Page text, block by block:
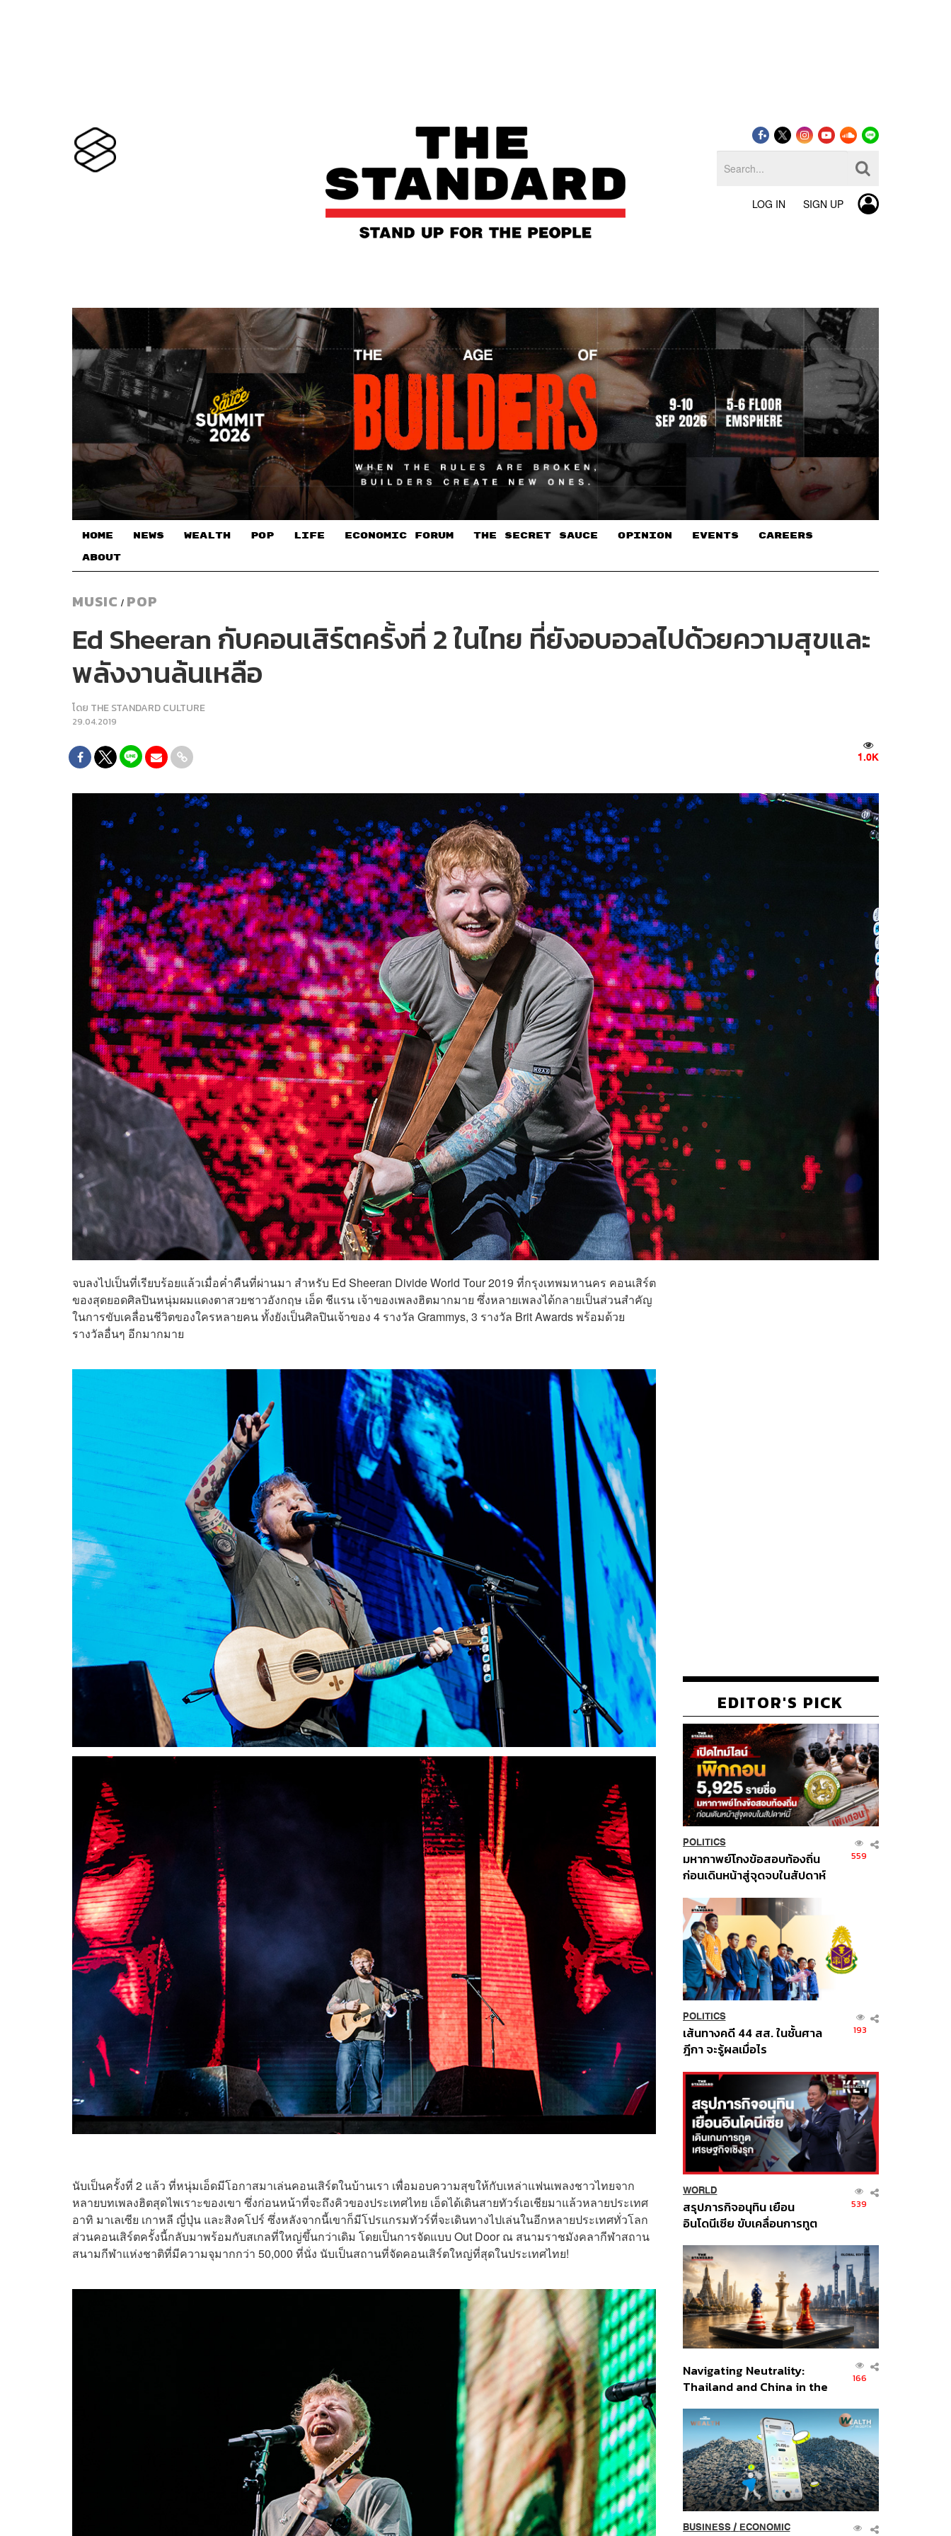
LOG IN SIGN UP
HOME NEWS WEALTH POP LIFE ECONOMIC FORUM THE SECRET SAUCE​ OPINION EVENTS CAREERS
ABOUT
MUSIC / POP
Ed Sheeran กับคอนเสิร์ตครั้งที่ 2 ในไทย ที่ยังอบอวลไปด้วยความสุขและ
พลังงานล้นเหลือ
โดย THE STANDARD CULTURE
29.04.2019
1.0K
จบลงไปเป็นที่เรียบร้อยแล้วเมื่อค่ำคืนที่ผ่านมา สำหรับ Ed Sheeran Divide World Tour 2019 ที่กรุงเทพมหานคร คอนเสิร์ต
ของสุดยอดศิลปินหนุ่มผมแดงตาสวยชาวอังกฤษ เอ็ด ชีแรน เจ้าของเพลงฮิตมากมาย ซึ่งหลายเพลงได้กลายเป็นส่วนสำคัญ
ในการขับเคลื่อนชีวิตของใครหลายคน ทั้งยังเป็นศิลปินเจ้าของ 4 รางวัล Grammys, 3 รางวัล Brit Awards พร้อมด้วย
รางวัลอื่นๆ อีกมากมาย
นับเป็นครั้งที่ 2 แล้ว ที่หนุ่มเอ็ดมีโอกาสมาเล่นคอนเสิร์ตในบ้านเรา เพื่อมอบความสุขให้กับเหล่าแฟนเพลงชาวไทยจาก
หลายบทเพลงฮิตสุดไพเราะของเขา ซึ่งก่อนหน้าที่จะถึงคิวของประเทศไทย เอ็ดได้เดินสายทัวร์เอเชียมาแล้วหลายประเทศ
อาทิ มาเลเซีย เกาหลี ญี่ปุ่น และสิงคโปร์ ซึ่งหลังจากนี้เขาก็มีโปรแกรมทัวร์ที่จะเดินทางไปเล่นในอีกหลายประเทศทั่วโลก
ส่วนคอนเสิร์ตครั้งนี้กลับมาพร้อมกับสเกลที่ใหญ่ขึ้นกว่าเดิม โดยเป็นการจัดแบบ Out Door ณ สนามราชมังคลากีฬาสถาน
สนามกีฬาแห่งชาติที่มีความจุมากกว่า 50,000 ที่นั่ง นับเป็นสถานที่จัดคอนเสิร์ตใหญ่ที่สุดในประเทศไทย!
EDITOR'S PICK
POLITICS
มหากาพย์โกงข้อสอบท้องถิ่น
ก่อนเดินหน้าสู่จุดจบในสัปดาห์
559
POLITICS
เส้นทางคดี 44 สส. ในชั้นศาล
ฎีกา จะรู้ผลเมื่อไร
193
WORLD
สรุปภารกิจอนุทิน เยือน
อินโดนีเซีย ขับเคลื่อนการทูต
ส่วนยุทธศาสตร์ไทย –
อินโดนีเซีย
539
Navigating Neutrality:
Thailand and China in the
Order
166
BUSINESS/ ECONOMIC